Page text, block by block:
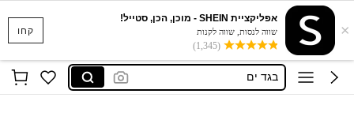
קחו ×
אפליקציית SHEIN - מוכן, הכן, סטייל!
שווה לנסות, שווה לקנות
(1,345)
סקוישים
anewsta שמלות
בגד ים